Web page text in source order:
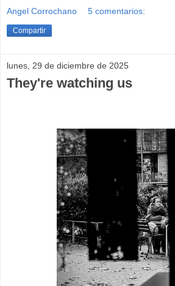
Angel Corrochano 5 comentarios:
Compartir
lunes, 29 de diciembre de 2025
They're watching us